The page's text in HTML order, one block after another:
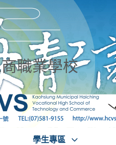
職業學校
學生專區